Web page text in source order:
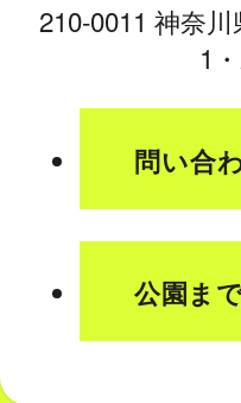
210-0011 神奈
1
問い合
公園ま